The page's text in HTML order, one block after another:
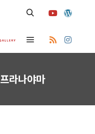
Main menu
프라나야마